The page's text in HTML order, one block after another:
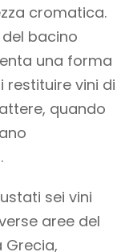
cromatica.
bacino
una forma
restituire vini di
quando
sei vini
aree del
Grecia,